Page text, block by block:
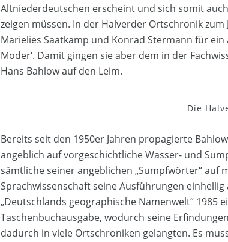
Altniederdeutschen erscheint und sich somit
zeigen müssen. In der Halverder Ortschronik
Marielies Saatkamp und Konrad Stermann für
Moder‘. Damit gingen sie aber dem in der
Hans Bahlow auf den Leim.
Die
Bereits seit den 1950er Jahren propagierte
angeblich auf vorgeschichtliche Wasser- und
sämtliche seiner angeblichen „Sumpfwörter“ auf
Sprachwissenschaft seine Ausführungen
„Deutschlands geographische Namenwelt“ 1985
Taschenbuchausgabe, wodurch seine
dadurch in viele Ortschroniken gelangten. Es